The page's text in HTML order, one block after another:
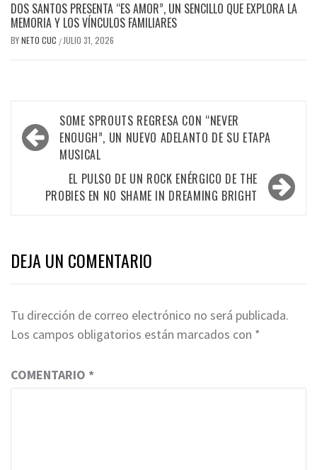
DOS SANTOS PRESENTA “ES AMOR”, UN SENCILLO QUE EXPLORA LA
MEMORIA Y LOS VÍNCULOS FAMILIARES
BYNETO CUC / JULIO 31, 2026
Navegación
de
entradas
SOME SPROUTS REGRESA CON “NEVER
ENOUGH”, UN NUEVO ADELANTO DE SU ETAPA
MUSICAL
EL PULSO DE UN ROCK ENÉRGICO DE THE
PROBIES EN NO SHAME IN DREAMING BRIGHT
DEJA UN COMENTARIO
Tu dirección de correo electrónico no será publicada.
Los campos obligatorios están marcados con *
COMENTARIO *